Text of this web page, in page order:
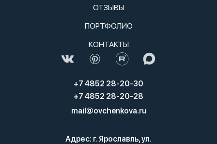
ОТЗЫВЫ
ПОРТФОЛИО
КОНТАКТЫ
+7 4852 28-20-30
+7 4852 28-20-28
mail@ovchenkova.ru
Адрес: г. Ярославль, ул.